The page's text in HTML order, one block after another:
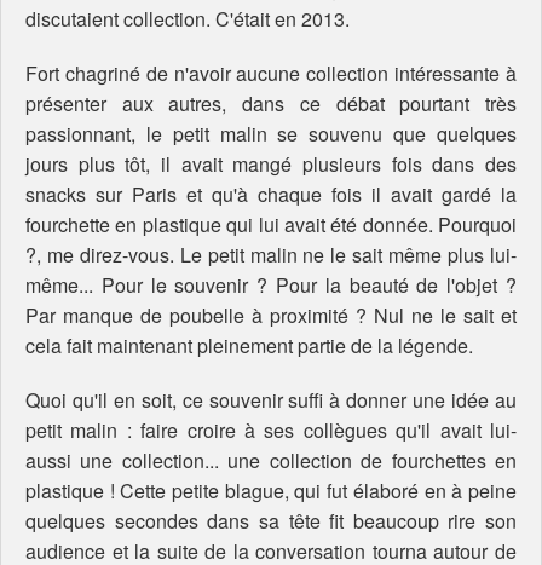
discutaient collection. C'était en 2013.
Fort chagriné de n'avoir aucune collection intéressante à
présenter aux autres, dans ce débat pourtant très
passionnant, le petit malin se souvenu que quelques
jours plus tôt, il avait mangé plusieurs fois dans des
snacks sur Paris et qu'à chaque fois il avait gardé la
fourchette en plastique qui lui avait été donnée. Pourquoi
?, me direz-vous. Le petit malin ne le sait même plus lui-
même... Pour le souvenir ? Pour la beauté de l'objet ?
Par manque de poubelle à proximité ? Nul ne le sait et
cela fait maintenant pleinement partie de la légende.
Quoi qu'il en soit, ce souvenir suffi à donner une idée au
petit malin : faire croire à ses collègues qu'il avait lui-
aussi une collection... une collection de fourchettes en
plastique ! Cette petite blague, qui fut élaboré en à peine
quelques secondes dans sa tête fit beaucoup rire son
audience et la suite de la conversation tourna autour de